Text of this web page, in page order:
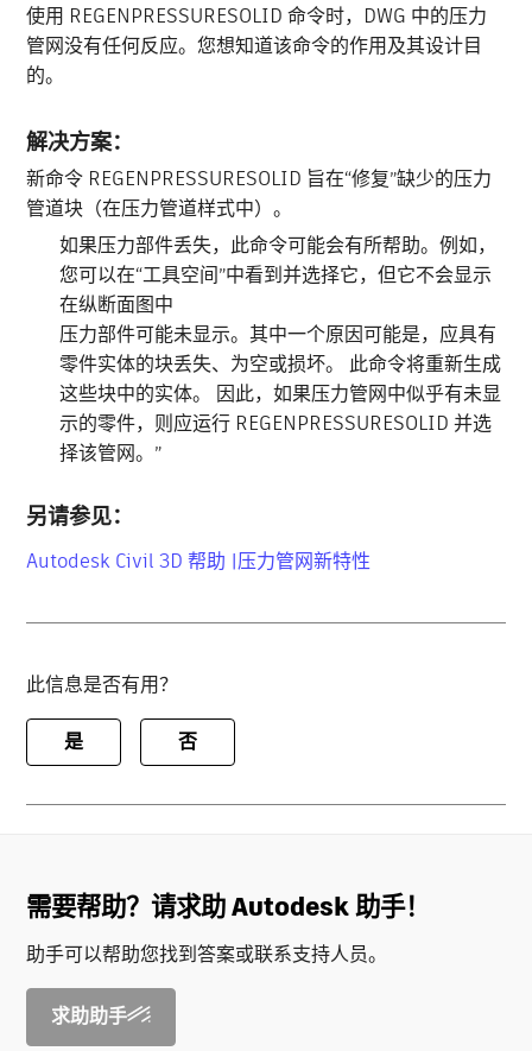
使用 REGENPRESSURESOLID 命令时，DWG 中的压力
管网没有任何反应。您想知道该命令的作用及其设计目
的。
解决方案：
新命令 REGENPRESSURESOLID 旨在“修复”缺少的压力
管道块（在压力管道样式中）。
如果压力部件丢失，此命令可能会有所帮助。例如，
您可以在“工具空间”中看到并选择它，但它不会显示
在纵断面图中
压力部件可能未显示。其中一个原因可能是，应具有
零件实体的块丢失、为空或损坏。 此命令将重新生成
这些块中的实体。 因此，如果压力管网中似乎有未显
示的零件，则应运行 REGENPRESSURESOLID 并选
择该管网。”
另请参见：
Autodesk Civil 3D 帮助 |压力管网新特性
此信息是否有用？
是 否
需要帮助？请求助 Autodesk 助手！
助手可以帮助您找到答案或联系支持人员。
求助助手